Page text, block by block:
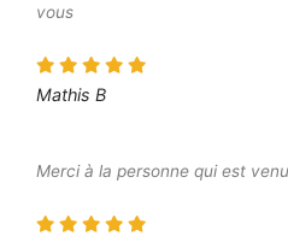
vous
Mathis B
Merci à la personne qui est